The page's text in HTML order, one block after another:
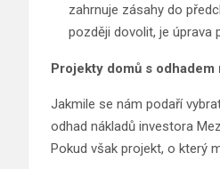
zahrnuje zásahy do
později dovolit, je úprava
Projekty domů s
Jakmile se nám podaří
odhad nákladů investora
Pokud však projekt, o který